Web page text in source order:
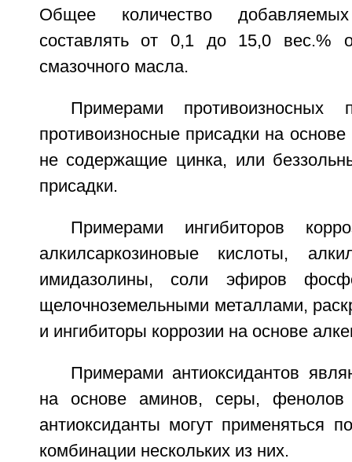
Общее количество
составлять от 0,1 до 15,0 вес.%
смазочного масла.
Примерами противоизносных
противоизносные присадки на
не содержащие цинка, или
присадки.
Примерами ингибиторов
алкилсаркозиновые кислоты,
имидазолины, соли эфиров
щелочноземельными металлами,
и ингибиторы коррозии на основе
Примерами антиоксидантов
на основе аминов, серы,
антиоксиданты могут применяться
комбинации нескольких из них.